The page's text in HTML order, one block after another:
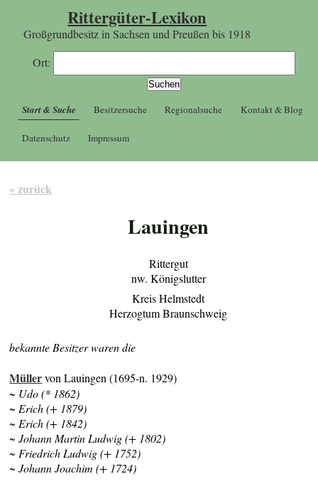
Rittergüter-Lexikon
Großgrundbesitz in Sachsen und Preußen bis 1918
Ort:
Start & Suche Besitzersuche Regionalsuche Kontakt & Blog
Datenschutz Impressum
« zurück
Lauingen
Rittergut
nw. Königslutter
Kreis Helmstedt
Herzogtum Braunschweig
bekannte Besitzer waren die
Müllervon Lauingen (1695-n. 1929)
~ Udo (* 1862)
~ Erich (+ 1879)
~ Erich (+ 1842)
~ Johann Martin Ludwig (+ 1802)
~ Friedrich Ludwig (+ 1752)
~ Johann Joachim (+ 1724)